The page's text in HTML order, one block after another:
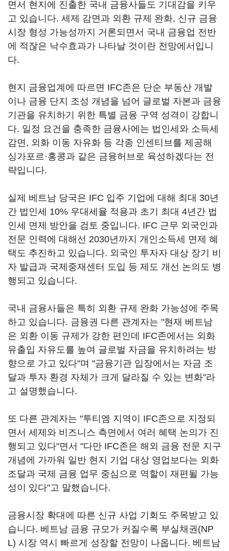
면서 현지에 진출한 국내 금융사들도 기대감을 키우
고 있습니다. 세제 감면과 외환 규제 완화, 신규 금융
시장 형성 가능성까지 거론되면서 국내 금융업 전반
에 적잖은 낙수효과가 나타날 것이란 전망에서입니
다.
현지 금융업계에 따르면 IFC존은 단순 부동산 개발
이나 금융 단지 조성 개념을 넘어 글로벌 자본과 금융
기관을 유치하기 위한 특별 금융 구역 성격이 강합니
다. 일정 요건을 충족한 금융사에는 법인세와 소득세
감면, 외화 이동 자유화 등 각종 인센티브를 제공해
싱가포르·홍콩과 같은 금융허브로 육성하겠다는 전
략입니다.
실제 베트남 당국은 IFC 입주 기업에 대해 최대 30년
간 법인세 10% 우대세율 적용과 초기 최대 4년간 법
인세 면제 방안을 검토 중입니다. IFC 근무 외국인과
전문 인력에 대해선 2030년까지 개인소득세 면제 혜
택도 추진하고 있습니다. 외국인 투자자 대상 장기 비
자 발급과 국제중재센터 도입 등 제도 개선 논의도 병
행되고 있습니다.
국내 금융사들은 특히 외환 규제 완화 가능성에 주목
하고 있습니다. 금융권 다른 관계자는 "현재 베트남
은 외환 이동 규제가 강한 편인데 IFC존에서는 외화
유출입 자유도를 높여 글로벌 자금을 유치하려는 방
향으로 가고 있다"며 "금융기관 입장에서는 자금 조
달과 투자 환경 자체가 크게 달라질 수 있는 변화"라
고 설명했습니다.
또 다른 관계자는 "투티엠 지역이 IFC존으로 지정되
면서 세제와 비즈니스 측면에서 여러 혜택 논의가 진
행되고 있다"면서 "다만 IFC존은 해외 금융 전문 지구
개념에 가까워 일반 현지 기업 대상 영업보다는 외화
조달과 국제 금융 업무 중심으로 역할이 재편될 가능
성이 있다"고 말했습니다.
금융시장 확대에 따른 신규 사업 기회도 주목받고 있
습니다. 베트남 금융 규모가 커질수록 부실채권(NP
L) 시장 역시 빠르게 성장할 전망이 나옵니다. 베트남